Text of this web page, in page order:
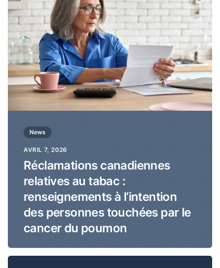
News
AVRIL 7, 2026
Réclamations canadiennes
relatives au tabac :
renseignements à l’intention
des personnes touchées par le
cancer du poumon